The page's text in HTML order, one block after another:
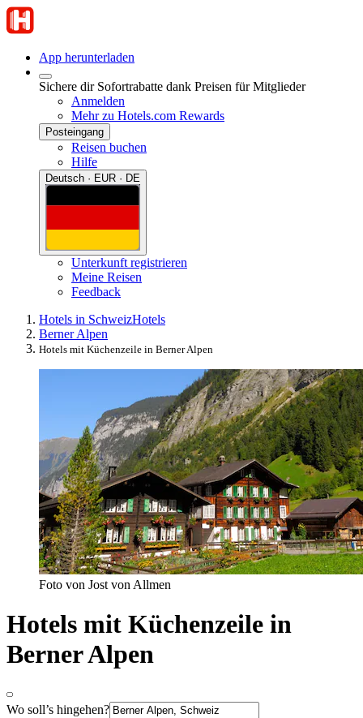
App herunterladen
Sichere dir Sofortrabatte dank Preisen für Mitglieder
Anmelden
Mehr zu Hotels.com Rewards
Posteingang
Reisen buchen
Hilfe
Deutsch · EUR · DE
Unterkunft registrieren
Meine Reisen
Feedback
Hotels in SchweizHotels
Berner Alpen
Hotels mit Küchenzeile in Berner Alpen
Foto von Jost von Allmen
Hotels mit Küchenzeile in
Berner Alpen
Wo soll’s hingehen?